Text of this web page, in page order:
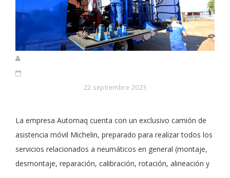
22 septiembre 2023
La empresa Automaq cuenta con un exclusivo camión de
asistencia móvil Michelin, preparado para realizar todos los
servicios relacionados a neumáticos en general (montaje,
desmontaje, reparación, calibración, rotación, alineación y